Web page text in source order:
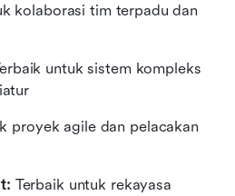
kolaborasi tim terpadu dan
untuk sistem kompleks
proyek agile dan pelacakan
Terbaik untuk rekayasa